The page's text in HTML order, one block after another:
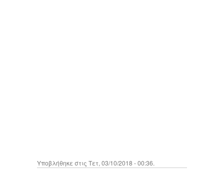
Υποβλήθηκε στις Τετ, 03/10/2018 - 00:36.